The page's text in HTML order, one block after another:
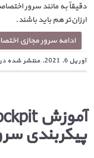
دقیقاً به مانند سرور
ارزان‌تر هم باید باشند.
ادامه سرور مجازی
آوریل 6, 2021, منتشر شده در وبلاگ
پیکربندی